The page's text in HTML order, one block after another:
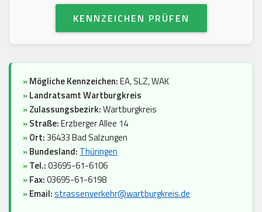
KENNZEICHEN PRÜFEN
»Mögliche Kennzeichen:EA, SLZ, WAK
»Landratsamt Wartburgkreis
»Zulassungsbezirk:Wartburgkreis
»Straße:Erzberger Allee 14
»Ort:36433 Bad Salzungen
»Bundesland: Thüringen
»Tel.:03695-61-6106
»Fax:03695-61-6198
»Email:strassenverkehr@wartburgkreis.de